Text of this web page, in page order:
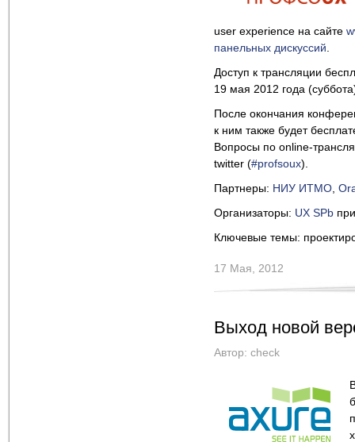
user experience на сайте
панельных дискуссий
Доступ к трансляции
19 мая 2012 года
После окончания
к ним также будет
Вопросы по online-
twitter (#profsoux).
Партнеры: НИУ ИТМО
Организаторы: UX SPb
Ключевые темы:
17 Мая, 2012
Выход новой
Автор: check